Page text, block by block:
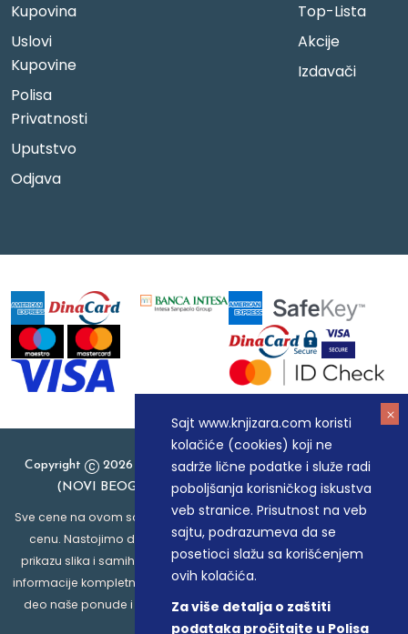
Sajt www.knjizara.com koristi
kolačiće (cookies) koji ne
sadrže lične podatke i služe radi
poboljšanja korisničkog iskustva
veb stranice. Prisutnost na veb
sajtu, podrazumeva da se
posetioci slažu sa korišćenjem
ovih kolačića.
Za više detalja o zaštiti
podataka pročitajte u Polisa
Kupovina
Uslovi
Kupovine
Polisa
Privatnosti
Uputstvo
Odjava
Top-Lista
Akcije
Izdavači
Copyright
2026 Knjizara.com - MAKART DOO BEOGRAD
(NOVI BEOGRAD), PIB: 105184104, MB: 20337524
Sve cene na ovom sajtu iskazane su u dinarima. PDV je uračunat u
cenu. Nastojimo da budemo što precizniji u opisu proizvoda,
prikazu slika i samih cena, ali ne možemo garantovati da su sve
informacije kompletne i bez grešaka. Svi artikli prikazani na sajtu su
deo naše ponude i ne podrazumeva da su dostupni u svakom
trenutku.